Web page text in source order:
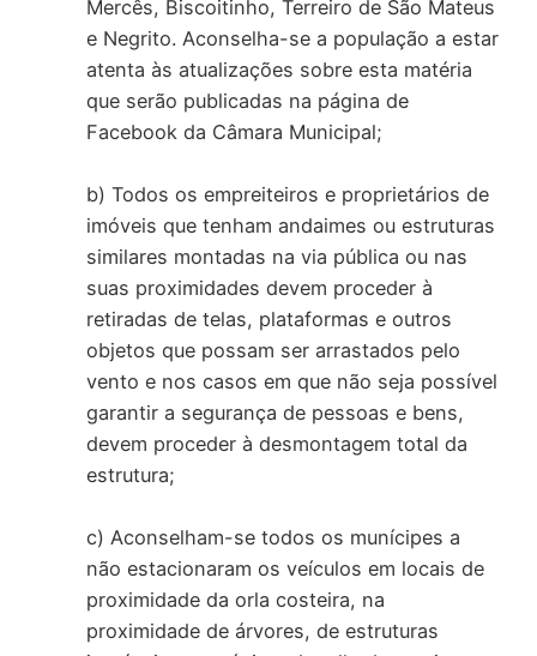
Mercês, Biscoitinho, Terreiro de São Mateus
e Negrito. Aconselha-se a população a estar
atenta às atualizações sobre esta matéria
que serão publicadas na página de
Facebook da Câmara Municipal;
b) Todos os empreiteiros e proprietários de
imóveis que tenham andaimes ou estruturas
similares montadas na via pública ou nas
suas proximidades devem proceder à
retiradas de telas, plataformas e outros
objetos que possam ser arrastados pelo
vento e nos casos em que não seja possível
garantir a segurança de pessoas e bens,
devem proceder à desmontagem total da
estrutura;
c) Aconselham-se todos os munícipes a
não estacionaram os veículos em locais de
proximidade da orla costeira, na
proximidade de árvores, de estruturas